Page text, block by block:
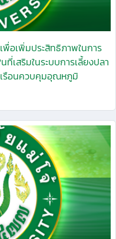
พื่อเพิ่มประสิทธิภาพในการ
เสริมในระบบการเลี้ยงปลา
เรือนควบคุมอุณหภูมิ